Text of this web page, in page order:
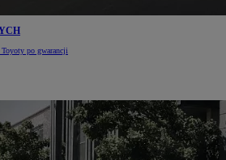
po gwarancji